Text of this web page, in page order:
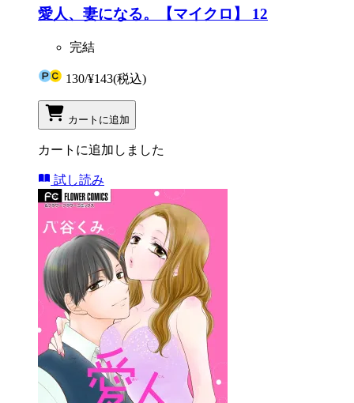
愛人、妻になる。【マイクロ】 12
完結
130/¥143(税込)
カートに追加
カートに追加しました
試し読み